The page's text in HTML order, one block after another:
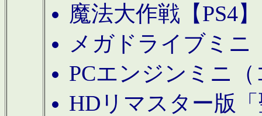
魔法大作戦【PS4
メガドライブミニ
PCエンジンミニ
HDリマスター版